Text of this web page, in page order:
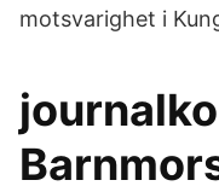
motsvarighet i